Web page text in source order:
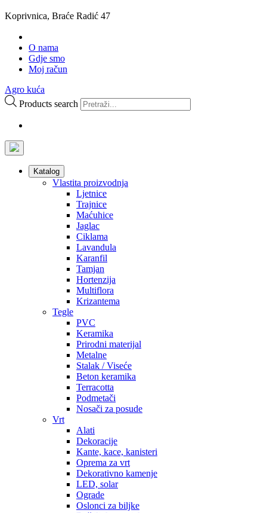
Koprivnica, Braće Radić 47
O nama
Gdje smo
Moj račun
Agro kuća
Products search
Katalog
Vlastita proizvodnja
Ljetnice
Trajnice
Maćuhice
Jaglac
Ciklama
Lavandula
Karanfil
Tamjan
Hortenzija
Multiflora
Krizantema
Tegle
PVC
Keramika
Prirodni materijal
Metalne
Stalak / Viseće
Beton keramika
Terracotta
Podmetači
Nosači za posude
Vrt
Alati
Dekoracije
Kante, kace, kanisteri
Oprema za vrt
Dekorativno kamenje
LED, solar
Ograde
Oslonci za biljke